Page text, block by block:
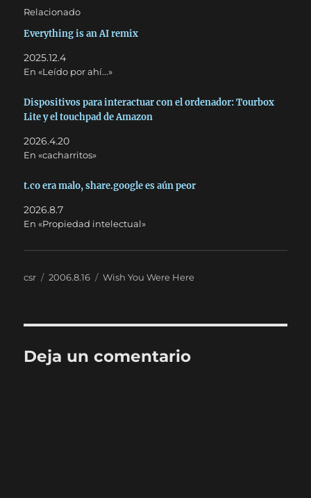
Relacionado
Everything is an AI remix
2025.12.4
En «Leído por ahí...»
Dispositivos para interactuar con el ordenador: Tourbox
Lite y el touchpad de Amazon
2026.4.20
En «cacharritos»
t.co era malo, share.google es aún peor
2026.8.7
En «Propiedad intelectual»
Autor
csr
Publicado
2006.8.16 Categorías
Wish You Were Here
Deja un comentario